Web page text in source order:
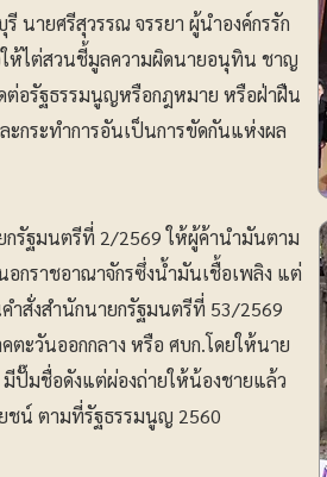
นายศรีสุวรรณ จรรยา ผู้นำองค์กรรัก
ห้ไต่สวนชี้มูลความผิดนายอนุทิน ชาญ
ต่อรัฐธรรมนูญหรือกฎหมาย หรือฝ่าฝืน
กระทำการอันเป็นการขัดกันแห่งผล
กรัฐมนตรีที่ 2/2569 ให้ผู้ค้านำมันตาม
อกราชอาณาจักรซึ่งน้ำมันเชื้อเพลิง แต่
ำสั่งสำนักนายกรัฐมนตรีที่ 53/2569
ะวันออกกลาง หรือ ศบก.โดยให้นาย
ปั๊มชื่อดังแต่ผ่องถ่ายให้น้องชายแล้ว
ชน์ ตามที่รัฐธรรมนูญ 2560